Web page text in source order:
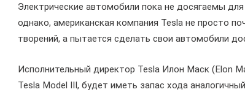
Электрические автомобили пока не досягаемы
однако, американская компания Tesla не просто
творений, а пытается сделать свои автомобили
Исполнительный директор Tesla Илон Маск (Elon
Tesla Model III, будет иметь запас хода